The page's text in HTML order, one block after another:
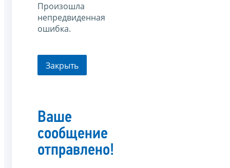
Произошла
непредвиденная
ошибка.
Закрыть
Ваше
сообщение
отправлено!